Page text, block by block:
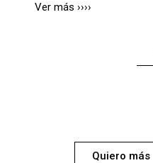
Ver más ››››
Quiero